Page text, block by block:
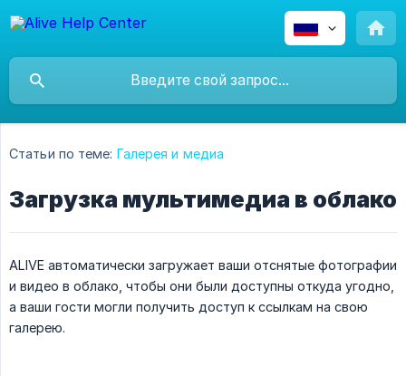
Статьи по теме: Галерея и медиа
Загрузка мультимедиа в облако
ALIVE автоматически загружает ваши отснятые фотографии
и видео в облако, чтобы они были доступны откуда угодно,
а ваши гости могли получить доступ к ссылкам на свою
галерею.